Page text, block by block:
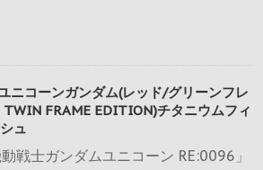
ニコーンガンダム(レッド/グリーンフレ
TWIN FRAME EDITION)チタニウムフィ
ュ
動戦士ガンダムユニコーン RE:0096」